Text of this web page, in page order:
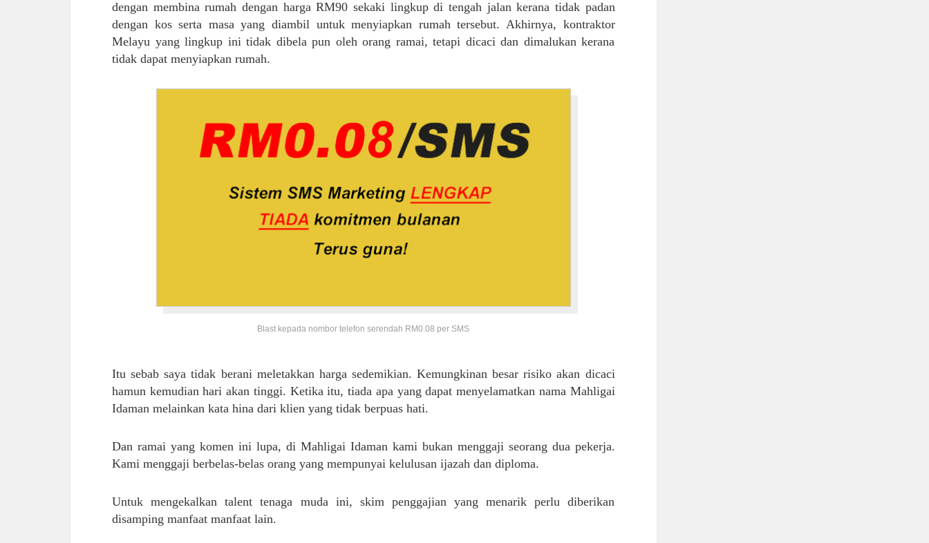
dengan membina rumah dengan harga RM90 sekaki lingkup di tengah jalan kerana tidak padan
dengan kos serta masa yang diambil untuk menyiapkan rumah tersebut. Akhirnya, kontraktor
Melayu yang lingkup ini tidak dibela pun oleh orang ramai, tetapi dicaci dan dimalukan kerana
tidak dapat menyiapkan rumah.
Blast kepada nombor telefon serendah RM0.08 per SMS
Itu sebab saya tidak berani meletakkan harga sedemikian. Kemungkinan besar risiko akan dicaci
hamun kemudian hari akan tinggi. Ketika itu, tiada apa yang dapat menyelamatkan nama Mahligai
Idaman melainkan kata hina dari klien yang tidak berpuas hati.
Dan ramai yang komen ini lupa, di Mahligai Idaman kami bukan menggaji seorang dua pekerja.
Kami menggaji berbelas-belas orang yang mempunyai kelulusan ijazah dan diploma.
Untuk mengekalkan talent tenaga muda ini, skim penggajian yang menarik perlu diberikan
disamping manfaat manfaat lain.